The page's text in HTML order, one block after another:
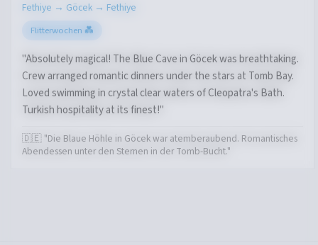
Fethiye → Göcek → Fethiye
Flitterwochen 💑
"Absolutely magical! The Blue Cave in Göcek was breathtaking.
Crew arranged romantic dinners under the stars at Tomb Bay.
Loved swimming in crystal clear waters of Cleopatra's Bath.
Turkish hospitality at its finest!"
🇩🇪 "Die Blaue Höhle in Göcek war atemberaubend. Romantisches
Abendessen unter den Sternen in der Tomb-Bucht."